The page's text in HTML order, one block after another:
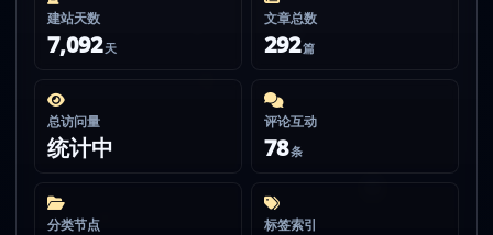
建站天数
7,092 天
文章总数
292篇
总访问量
统计中
评论互动
78条
分类节点 标签索引